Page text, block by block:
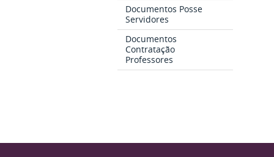
Documentos Posse
Servidores
Documentos
Contratação
Professores